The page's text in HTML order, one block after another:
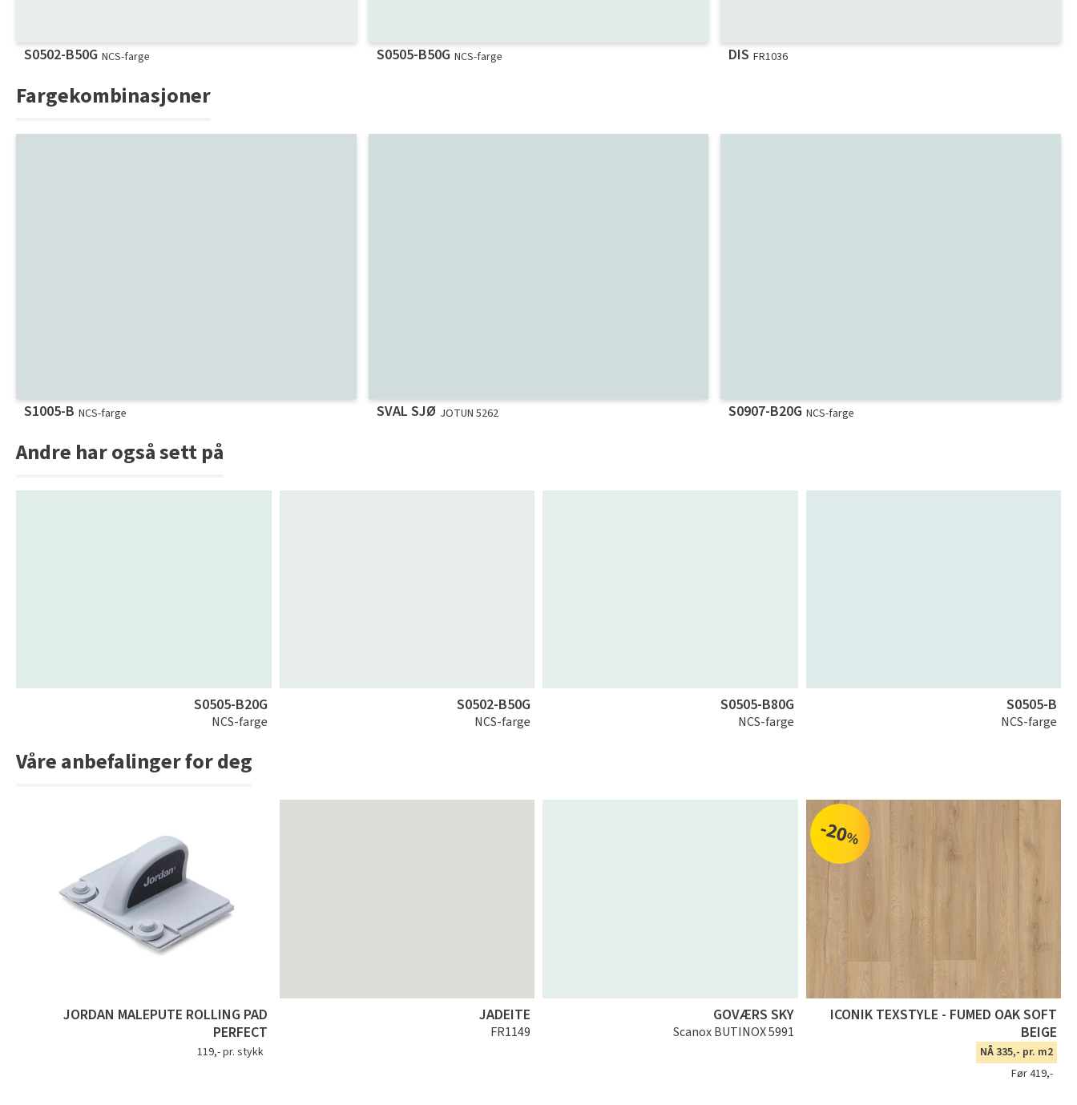
S0502-B50G NCS-farge S0505-B50G NCS-farge DIS FR1036
Fargekombinasjoner
S1005-B NCS-farge SVAL SJØ JOTUN 5262 S0907-B20G NCS-farge
Andre har også sett på
S0505-B20G
NCS-farge
S0502-B50G
NCS-farge
S0505-B80G
NCS-farge
S0505-B
NCS-farge
Våre anbefalinger for deg
JORDAN MALEPUTE ROLLING PAD
PERFECT
119,- pr. stykk
JADEITE
FR1149
GOVÆRS SKY
Scanox BUTINOX 5991
-20%
ICONIK TEXSTYLE - FUMED OAK SOFT
BEIGE
NÅ 335,- pr. m2
Før 419,-